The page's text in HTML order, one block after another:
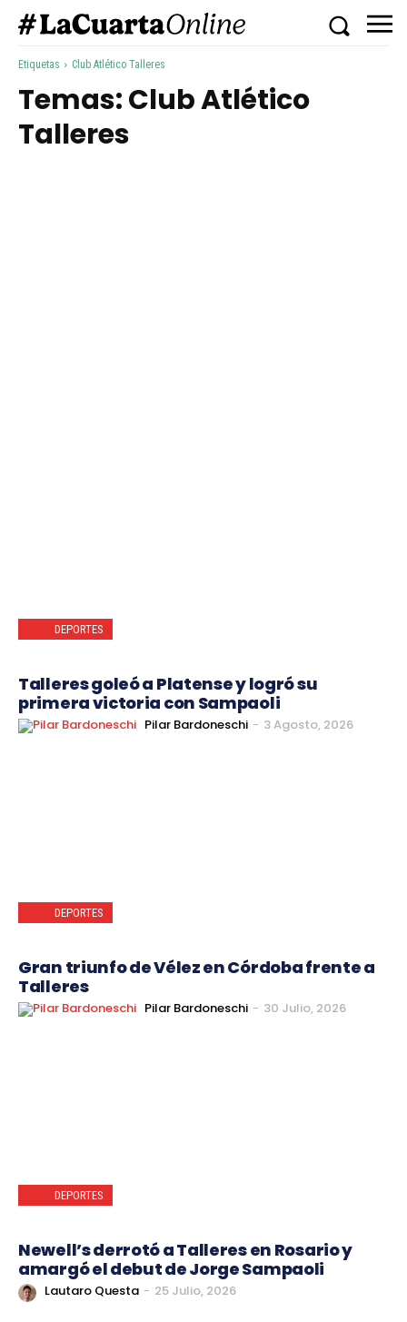
Etiquetas Club Atlético Talleres
Temas:Club Atlético
Talleres
DEPORTES
Talleres goleó a Platense y logró su
primera victoria con Sampaoli
Pilar Bardoneschi - 3 Agosto, 2026
DEPORTES
Gran triunfo de Vélez en Córdoba frente a
Talleres
Pilar Bardoneschi - 30 Julio, 2026
DEPORTES
Newell’s derrotó a Talleres en Rosario y
amargó el debut de Jorge Sampaoli
Lautaro Questa - 25 Julio, 2026